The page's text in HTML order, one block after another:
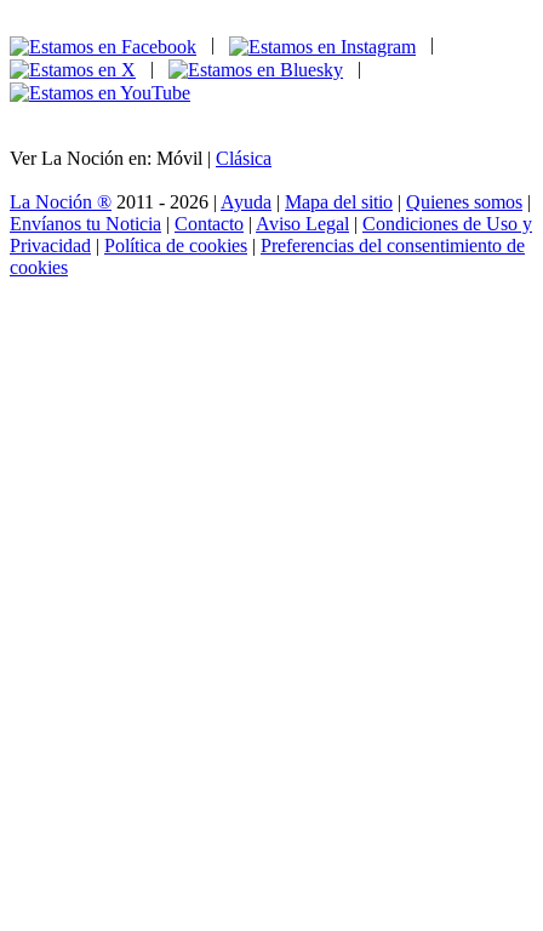
|
|
Ver La Noción en: Móvil | Clásica
La Noción ® 2011 - 2026 | Ayuda | Mapa del sitio | Quienes somos |
Envíanos tu Noticia | Contacto | Aviso Legal | Condiciones de Uso y
Privacidad | Política de cookies | Preferencias del consentimiento de
cookies